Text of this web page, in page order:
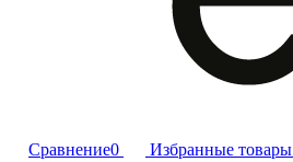
Сравнение0 Избранные товары